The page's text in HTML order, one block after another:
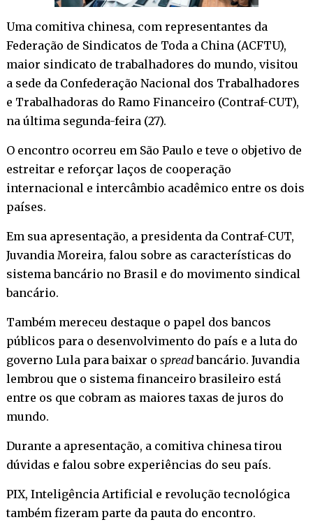
Uma comitiva chinesa, com representantes da
Federação de Sindicatos de Toda a China (ACFTU),
maior sindicato de trabalhadores do mundo, visitou
a sede da Confederação Nacional dos Trabalhadores
e Trabalhadoras do Ramo Financeiro (Contraf-CUT),
na última segunda-feira (27).
O encontro ocorreu em São Paulo e teve o objetivo de
estreitar e reforçar laços de cooperação
internacional e intercâmbio acadêmico entre os dois
países.
Em sua apresentação, a presidenta da Contraf-CUT,
Juvandia Moreira, falou sobre as características do
sistema bancário no Brasil e do movimento sindical
bancário.
Também mereceu destaque o papel dos bancos
públicos para o desenvolvimento do país e a luta do
governo Lula para baixar o spreadbancário. Juvandia
lembrou que o sistema financeiro brasileiro está
entre os que cobram as maiores taxas de juros do
mundo.
Durante a apresentação, a comitiva chinesa tirou
dúvidas e falou sobre experiências do seu país.
PIX, Inteligência Artificial e revolução tecnológica
também fizeram parte da pauta do encontro.